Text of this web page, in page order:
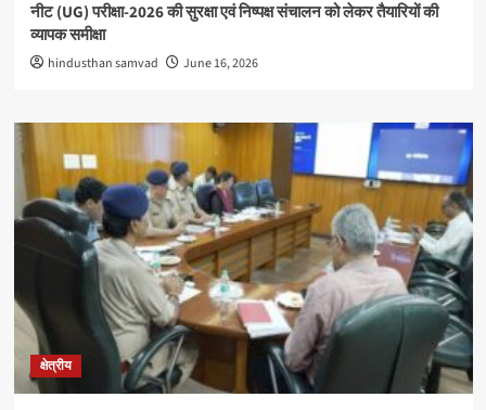
नीट (UG) परीक्षा-2026 की सुरक्षा एवं निष्पक्ष संचालन को लेकर तैयारियों की
व्यापक समीक्षा
hindusthan samvad June 16, 2026
क्षेत्रीय